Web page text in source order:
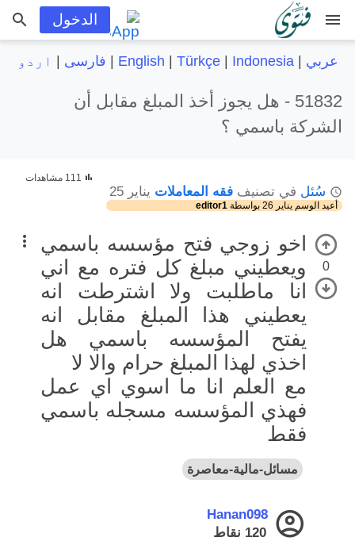
menu الدخول
عربي |
English Türkçe| Indonesia فارسی اردو
51832 -
هل يجوز أخذ المبلغ مقابل أن
الشركة باسمي ؟
سُئل في تصنيف فقه المعاملات يناير 25
أعيد الوسم يناير 26 بواسطة editor1
111 مشاهدات
0
اخو زوجي فتح مؤسسه باسمي
ويعطيني مبلغ كل فتره مع اني
انا ماطلبت ولا اشترطت انه
يعطيني هذا المبلغ مقابل انه
يفتح المؤسسه باسمي هل
اخذي لهذا المبلغ حرام والا لا
مع العلم انا ما اسوي اي عمل
فهذي المؤسسه مسجله باسمي
فقط
مسائل-مالية-معاصرة
Hanan098
120 نقاط